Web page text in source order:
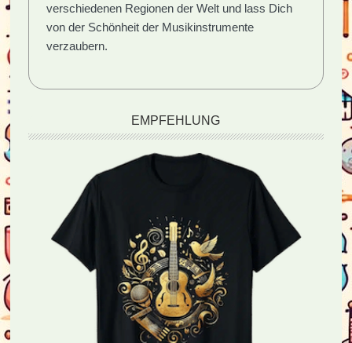
verschiedenen Regionen der Welt und lass Dich
von der Schönheit der Musikinstrumente
verzaubern.
EMPFEHLUNG